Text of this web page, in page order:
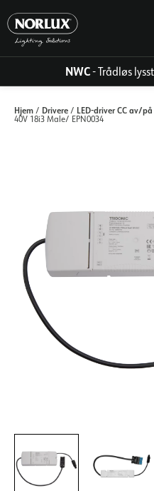
indhold
NWC- Trådløs
Hjem / Drivere / LED-driver CC av/på
40V 18i3 Male/ EPN0034